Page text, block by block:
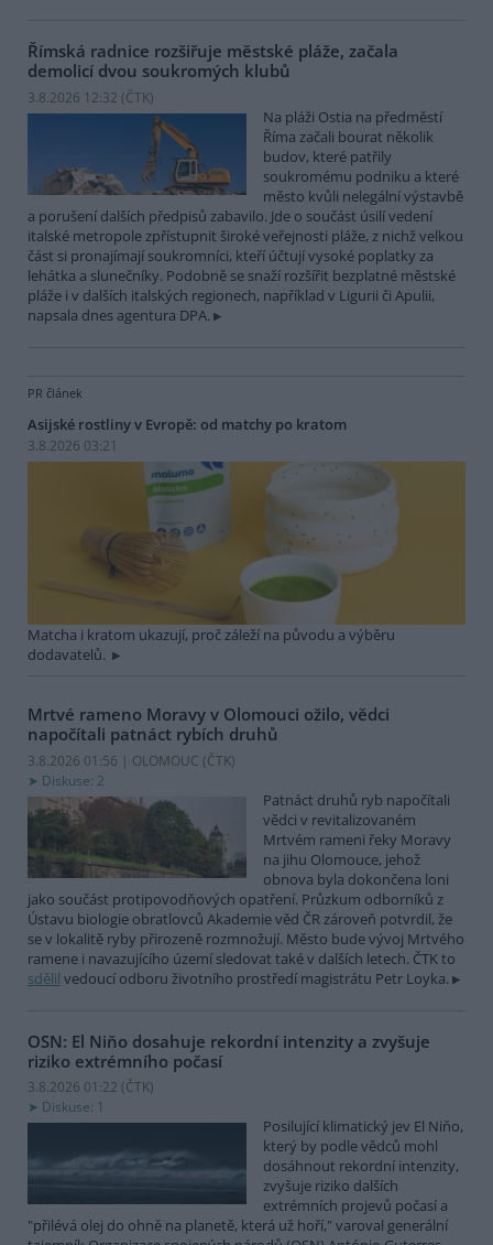
Římská radnice rozšiřuje městské pláže, začala
demolicí dvou soukromých klubů
3.8.2026 12:32 (ČTK)
Na pláži Ostia na předměstí
Říma začali bourat několik
budov, které patřily
soukromému podniku a které
město kvůli nelegální výstavbě
a porušení dalších předpisů zabavilo. Jde o součást úsilí vedení
italské metropole zpřístupnit široké veřejnosti pláže, z nichž velkou
část si pronajímají soukromníci, kteří účtují vysoké poplatky za
lehátka a slunečníky. Podobně se snaží rozšířit bezplatné městské
pláže i v dalších italských regionech, například v Ligurii či Apulii,
napsala dnes agentura DPA.
PR článek
Asijské rostliny v Evropě: od matchy po kratom
3.8.2026 03:21
Matcha i kratom ukazují, proč záleží na původu a výběru
dodavatelů.
Mrtvé rameno Moravy v Olomouci ožilo, vědci
napočítali patnáct rybích druhů
3.8.2026 01:56 | OLOMOUC (ČTK)
Diskuse: 2
Patnáct druhů ryb napočítali
vědci v revitalizovaném
Mrtvém rameni řeky Moravy
na jihu Olomouce, jehož
obnova byla dokončena loni
jako součást protipovodňových opatření. Průzkum odborníků z
Ústavu biologie obratlovců Akademie věd ČR zároveň potvrdil, že
se v lokalitě ryby přirozeně rozmnožují. Město bude vývoj Mrtvého
ramene i navazujícího území sledovat také v dalších letech. ČTK to
sdělil vedoucí odboru životního prostředí magistrátu Petr Loyka.
OSN: El Niňo dosahuje rekordní intenzity a zvyšuje
riziko extrémního počasí
3.8.2026 01:22 (ČTK)
Diskuse: 1
Posilující klimatický jev El Niňo,
který by podle vědců mohl
dosáhnout rekordní intenzity,
zvyšuje riziko dalších
extrémních projevů počasí a
"přilévá olej do ohně na planetě, která už hoří," varoval generální